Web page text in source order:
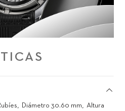
Diámetro 30.60 mm
Altura